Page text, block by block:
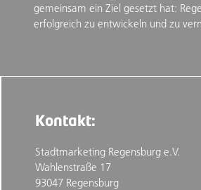
gemeinsam ein Ziel gesetzt hat:
erfolgreich zu entwickeln und zu
Kontakt:
Stadtmarketing Regensburg e.V.
Wahlenstraße 17
93047 Regensburg